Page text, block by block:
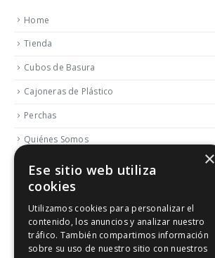
Home
Tienda
Cubos de Basura
Cajoneras de Plástico
Perchas
Quiénes Somos
Contactar
Blog
Política de Reembolso y Devoluciones
Aviso Legal
×
Ese sitio web utiliza
cookies
Utilizamos cookies para personalizar el
contenido, los anuncios y analizar nuestro
tráfico. También compartimos información
sobre su uso de nuestro sitio con nuestros